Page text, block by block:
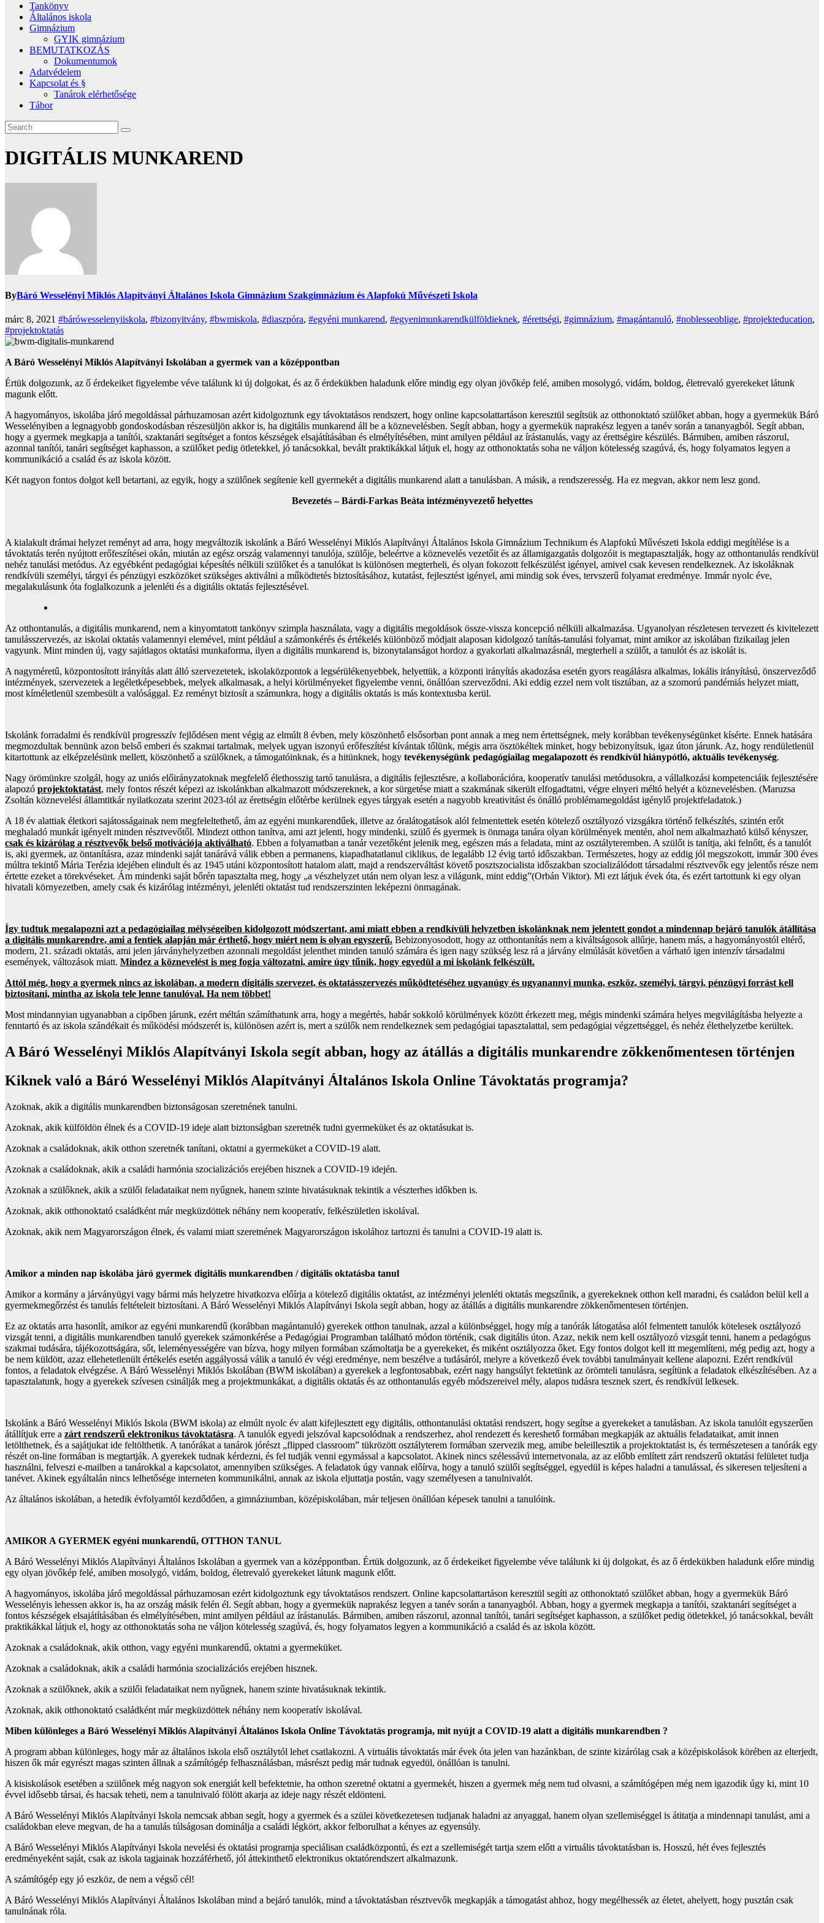
Tankönyv
Általános iskola
Gimnázium
GYIK gimnázium
BEMUTATKOZÁS
Dokumentumok
Adatvédelem
Kapcsolat és §
Tanárok elérhetősége
Tábor
DIGITÁLIS MUNKAREND
ByBáró Wesselényi Miklós Alapítványi Általános Iskola Gimnázium Szakgimnázium és Alapfokú Művészeti Iskola
márc 8, 2021 #bárówesselenyiiskola, #bizonyitvány, #bwmiskola, #diaszpóra, #egyéni munkarend, #egyenimunkarendkülföldieknek, #érettségi, #gimnázium, #magántanuló, #noblesseoblige, #projekteducation,
#projektoktatás
A Báró Wesselényi Miklós Alapítványi Iskolában a gyermek van a középpontban
Értük dolgozunk, az ő érdekeiket figyelembe véve találunk ki új dolgokat, és az ő érdekükben haladunk előre mindig egy olyan jövőkép felé, amiben mosolygó, vidám, boldog, életrevaló gyerekeket látunk
magunk előtt.
A hagyományos, iskolába járó megoldással párhuzamosan azért kidolgoztunk egy távoktatásos rendszert, hogy online kapcsolattartáson keresztül segítsük az otthonoktató szülőket abban, hogy a gyermekük Báró
Wesselényiben a legnagyobb gondoskodásban részesüljön akkor is, ha digitális munkarend áll be a köznevelésben. Segít abban, hogy a gyermekük naprakész legyen a tanév során a tananyagból. Segít abban,
hogy a gyermek megkapja a tanítói, szaktanári segítséget a fontos készségek elsajátításában és elmélyítésében, mint amilyen például az írástanulás, vagy az érettségire készülés. Bármiben, amiben rászorul,
azonnal tanítói, tanári segítséget kaphasson, a szülőket pedig ötletekkel, jó tanácsokkal, bevált praktikákkal látjuk el, hogy az otthonoktatás soha ne váljon kötelesség szagúvá, és, hogy folyamatos legyen a
kommunikáció a család és az iskola között.
Két nagyon fontos dolgot kell betartani, az egyik, hogy a szülőnek segítenie kell gyermekét a digitális munkarend alatt a tanulásban. A másik, a rendszeresség. Ha ez megvan, akkor nem lesz gond.
Bevezetés – Bárdi-Farkas Beáta intézményvezető helyettes
A kialakult drámai helyzet reményt ad arra, hogy megváltozik iskolánk a Báró Wesselényi Miklós Alapítványi Általános Iskola Gimnázium Technikum és Alapfokú Művészeti Iskola eddigi megítélése is a
távoktatás terén nyújtott erőfeszítései okán, miután az egész ország valamennyi tanulója, szülője, beleértve a köznevelés vezetőit és az államigazgatás dolgozóit is megtapasztalják, hogy az otthontanulás rendkívül
nehéz tanulási metódus. Az egyébként pedagógiai képesítés nélküli szülőket és a tanulókat is különösen megterheli, és olyan fokozott felkészülést igényel, amivel csak kevesen rendelkeznek. Az iskoláknak
rendkívüli személyi, tárgyi és pénzügyi eszközöket szükséges aktiválni a működtetés biztosításához, kutatást, fejlesztést igényel, ami mindig sok éves, tervszerű folyamat eredménye. Immár nyolc éve,
megalakulásunk óta foglalkozunk a jelenléti és a digitális oktatás fejlesztésével.
Az otthontanulás, a digitális munkarend, nem a kinyomtatott tankönyv szimpla használata, vagy a digitális megoldások össze-vissza koncepció nélküli alkalmazása. Ugyanolyan részletesen tervezett és kivitelezett
tanulásszervezés, az iskolai oktatás valamennyi elemével, mint például a számonkérés és értékelés különböző módjait alaposan kidolgozó tanítás-tanulási folyamat, mint amikor az iskolában fizikailag jelen
vagyunk. Mint minden új, vagy sajátlagos oktatási munkaforma, ilyen a digitális munkarend is, bizonytalanságot hordoz a gyakorlati alkalmazásnál, megterheli a szülőt, a tanulót és az iskolát is.
A nagyméretű, központosított irányítás alatt álló szervezetetek, iskolaközpontok a legsérülékenyebbek, helyettük, a központi irányítás akadozása esetén gyors reagálásra alkalmas, lokális irányítású, önszerveződő
intézmények, szervezetek a legéletképesebbek, melyek alkalmasak, a helyi körülményeket figyelembe venni, önállóan szerveződni. Aki eddig ezzel nem volt tisztában, az a szomorú pandémiás helyzet miatt,
most kíméletlenül szembesült a valósággal. Ez reményt biztosít a számunkra, hogy a digitális oktatás is más kontextusba kerül.
Iskolánk forradalmi és rendkívül progresszív fejlődésen ment végig az elmúlt 8 évben, mely köszönhető elsősorban pont annak a meg nem értettségnek, mely korábban tevékenységünket kísérte. Ennek hatására
megmozdultak bennünk azon belső emberi és szakmai tartalmak, melyek ugyan iszonyú erőfeszítést kívántak tőlünk, mégis arra ösztökéltek minket, hogy bebizonyítsuk, igaz úton járunk. Az, hogy rendületlenül
kitartottunk az elképzelésünk mellett, köszönhető a szülőknek, a támogatóinknak, és a hitünknek, hogy tevékenységünk pedagógiailag megalapozott és rendkívül hiánypótló, aktuális tevékenység.
Nagy örömünkre szolgál, hogy az uniós előirányzatoknak megfelelő élethosszig tartó tanulásra, a digitális fejlesztésre, a kollaborációra, kooperatív tanulási metódusokra, a vállalkozási kompetenciáik fejlesztésére
alapozó projektoktatást, mely fontos részét képezi az iskolánkban alkalmazott módszereknek, a kor sürgetése miatt a szakmának sikerült elfogadtatni, végre elnyeri méltó helyét a köznevelésben. (Maruzsa
Zsoltán köznevelési államtitkár nyilatkozata szerint 2023-tól az érettségin előtérbe kerülnek egyes tárgyak esetén a nagyobb kreativitást és önálló problémamegoldást igénylő projektfeladatok.)
A 18 év alattiak életkori sajátosságainak nem megfeleltethető, ám az egyéni munkarendűek, illetve az óralátogatások alól felmentettek esetén kötelező osztályozó vizsgákra történő felkészítés, szintén erőt
meghaladó munkát igényelt minden résztvevőtől. Mindezt otthon tanítva, ami azt jelenti, hogy mindenki, szülő és gyermek is önmaga tanára olyan körülmények mentén, ahol nem alkalmazható külső kényszer,
csak és kizárólag a résztvevők belső motivációja aktiválható. Ebben a folyamatban a tanár vezetőként jelenik meg, egészen más a feladata, mint az osztályteremben. A szülőt is tanítja, aki felnőtt, és a tanulót
is, aki gyermek, az öntanításra, azaz mindenki saját tanárává válik ebben a permanens, kiapadhatatlanul ciklikus, de legalább 12 évig tartó időszakban. Természetes, hogy az eddig jól megszokott, immár 300 éves
múltra tekintő Mária Terézia idejében elindult és az 1945 utáni központosított hatalom alatt, majd a rendszerváltást követő posztszocialista időszakban szocializálódott társadalmi résztvevők egy jelentős része nem
értette ezeket a törekvéseket. Ám mindenki saját bőrén tapasztalta meg, hogy „a vészhelyzet után nem olyan lesz a világunk, mint eddig”(Orbán Viktor). Mi ezt látjuk évek óta, és ezért tartottunk ki egy olyan
hivatali környezetben, amely csak és kizárólag intézményi, jelenléti oktatást tud rendszerszinten leképezni önmagának.
Így tudtuk megalapozni azt a pedagógiailag mélységeiben kidolgozott módszertant, ami miatt ebben a rendkívüli helyzetben iskolánknak nem jelentett gondot a mindennap bejáró tanulók átállítása
a digitális munkarendre, ami a fentiek alapján már érthető, hogy miért nem is olyan egyszerű. Bebizonyosodott, hogy az otthontanítás nem a kiváltságosok allűrje, hanem más, a hagyományostól eltérő,
modern, 21. századi oktatás, ami jelen járványhelyzetben azonnali megoldást jelenthet minden tanuló számára és igen nagy szükség lesz rá a járvány elmúlását követően a várható igen intenzív társadalmi
események, változások miatt. Mindez a köznevelést is meg fogja változatni, amire úgy tűnik, hogy egyedül a mi iskolánk felkészült.
Attól még, hogy a gyermek nincs az iskolában, a modern digitális szervezet, és oktatásszervezés működtetéséhez ugyanúgy és ugyanannyi munka, eszköz, személyi, tárgyi, pénzügyi forrást kell
biztosítani, mintha az iskola tele lenne tanulóval. Ha nem többet!
Most mindannyian ugyanabban a cipőben járunk, ezért méltán számíthatunk arra, hogy a megértés, habár sokkoló körülmények között érkezett meg, mégis mindenki számára helyes megvilágításba helyezte a
fenntartó és az iskola szándékait és működési módszerét is, különösen azért is, mert a szülők nem rendelkeznek sem pedagógiai tapasztalattal, sem pedagógiai végzettséggel, és nehéz élethelyzetbe kerültek.
A Báró Wesselényi Miklós Alapítványi Iskola segít abban, hogy az átállás a digitális munkarendre zökkenőmentesen történjen
Kiknek való a Báró Wesselényi Miklós Alapítványi Általános Iskola Online Távoktatás programja?
Azoknak, akik a digitális munkarendben biztonságosan szeretnének tanulni.
Azoknak, akik külföldön élnek és a COVID-19 ideje alatt biztonságban szeretnék tudni gyermeküket és az oktatásukat is.
Azoknak a családoknak, akik otthon szeretnék tanítani, oktatni a gyermeküket a COVID-19 alatt.
Azoknak a családoknak, akik a családi harmónia szocializációs erejében hisznek a COVID-19 idején.
Azoknak a szülőknek, akik a szülői feladataikat nem nyűgnek, hanem szinte hivatásuknak tekintik a vészterhes időkben is.
Azoknak, akik otthonoktató családként már megküzdöttek néhány nem kooperatív, felkészületlen iskolával.
Azoknak, akik nem Magyarországon élnek, és valami miatt szeretnének Magyarországon iskolához tartozni és tanulni a COVID-19 alatt is.
Amikor a minden nap iskolába járó gyermek digitális munkarendben / digitális oktatásba tanul
Amikor a kormány a járványügyi vagy bármi más helyzetre hivatkozva előírja a kötelező digitális oktatást, az intézményi jelenléti oktatás megszűnik, a gyerekeknek otthon kell maradni, és családon belül kell a
gyermekmegőrzést és tanulás feltételeit biztosítani. A Báró Wesselényi Miklós Alapítványi Iskola segít abban, hogy az átállás a digitális munkarendre zökkenőmentesen történjen.
Ez az oktatás arra hasonlít, amikor az egyéni munkarendű (korábban magántanuló) gyerekek otthon tanulnak, azzal a különbséggel, hogy míg a tanórák látogatása alól felmentett tanulók kötelesek osztályozó
vizsgát tenni, a digitális munkarendben tanuló gyerekek számonkérése a Pedagógiai Programban található módon történik, csak digitális úton. Azaz, nekik nem kell osztályozó vizsgát tenni, hanem a pedagógus
szakmai tudására, tájékozottságára, sőt, leleményességére van bízva, hogy milyen formában számoltatja be a gyerekeket, és miként osztályozza őket. Egy fontos dolgot kell itt megemlíteni, még pedig azt, hogy a
be nem küldött, azaz ellehetetlenült értékelés esetén aggályossá válik a tanuló év végi eredménye, nem beszélve a tudásáról, melyre a következő évek további tanulmányait kellene alapozni. Ezért rendkívül
fontos, a feladatok elvégzése. A Báró Wesselényi Miklós Iskolában (BWM iskolában) a gyerekek a legfontosabbak, ezért nagy hangsúlyt fektetünk az örömteli tanulásra, segítünk a feladatok elkészítésében. Az a
tapasztalatunk, hogy a gyerekek szívesen csinálják meg a projektmunkákat, a digitális oktatás és az otthontanulás egyéb módszereivel mély, alapos tudásra tesznek szert, és rendkívül lelkesek.
Iskolánk a Báró Wesselényi Miklós Iskola (BWM iskola) az elmúlt nyolc év alatt kifejlesztett egy digitális, otthontanulási oktatási rendszert, hogy segítse a gyerekeket a tanulásban. Az iskola tanulóit egyszerűen
átállítjuk erre a zárt rendszerű elektronikus távoktatásra. A tanulók egyedi jelszóval kapcsolódnak a rendszerhez, ahol rendezett és kereshető formában megkapják az aktuális feladataikat, amit innen
letölthetnek, és a sajátjukat ide feltölthetik. A tanórákat a tanárok jórészt „flipped classroom” tükrözött osztályterem formában szervezik meg, amibe beleillesztik a projektoktatást is, és természetesen a tanórák egy
részét on-line formában is megtartják. A gyerekek tudnak kérdezni, és fel tudják venni egymással a kapcsolatot. Akinek nincs szélessávú internetvonala, az az előbb említett zárt rendszerű oktatási felületet tudja
használni, felveszi e-mailben a tanárokkal a kapcsolatot, amennyiben szükséges. A feladatok úgy vannak előírva, hogy a tanuló szülői segítséggel, egyedül is képes haladni a tanulással, és sikeresen teljesíteni a
tanévet. Akinek egyáltalán nincs lelhetősége interneten kommunikálni, annak az iskola eljuttatja postán, vagy személyesen a tanulnivalót.
Az általános iskolában, a hetedik évfolyamtól kezdődően, a gimnáziumban, középiskolában, már teljesen önállóan képesek tanulni a tanulóink.
AMIKOR A GYERMEK egyéni munkarendű, OTTHON TANUL
A Báró Wesselényi Miklós Alapítványi Általános Iskolában a gyermek van a középpontban. Értük dolgozunk, az ő érdekeiket figyelembe véve találunk ki új dolgokat, és az ő érdekükben haladunk előre mindig
egy olyan jövőkép felé, amiben mosolygó, vidám, boldog, életrevaló gyerekeket látunk magunk előtt.
A hagyományos, iskolába járó megoldással párhuzamosan ezért kidolgoztunk egy távoktatásos rendszert. Online kapcsolattartáson keresztül segíti az otthonoktató szülőket abban, hogy a gyermekük Báró
Wesselényis lehessen akkor is, ha az ország másik felén él. Segít abban, hogy a gyermekük naprakész legyen a tanév során a tananyagból. Abban, hogy a gyermek megkapja a tanítói, szaktanári segítséget a
fontos készségek elsajátításában és elmélyítésében, mint amilyen például az írástanulás. Bármiben, amiben rászorul, azonnal tanítói, tanári segítséget kaphasson, a szülőket pedig ötletekkel, jó tanácsokkal, bevált
praktikákkal látjuk el, hogy az otthonoktatás soha ne váljon kötelesség szagúvá, és, hogy folyamatos legyen a kommunikáció a család és az iskola között.
Azoknak a családoknak, akik otthon, vagy egyéni munkarendű, oktatni a gyermeküket.
Azoknak a családoknak, akik a családi harmónia szocializációs erejében hisznek.
Azoknak a szülőknek, akik a szülői feladataikat nem nyűgnek, hanem szinte hivatásuknak tekintik.
Azoknak, akik otthonoktató családként már megküzdöttek néhány nem kooperatív iskolával.
Miben különleges a Báró Wesselényi Miklós Alapítványi Általános Iskola Online Távoktatás programja, mit nyújt a COVID-19 alatt a digitális munkarendben ?
A program abban különleges, hogy már az általános iskola első osztálytól lehet csatlakozni. A virtuális távoktatás már évek óta jelen van hazánkban, de szinte kizárólag csak a középiskolások körében az elterjedt,
hiszen ők már egyrészt magas szinten állnak a számítógép felhasználásban, másrészt pedig már tudnak egyedül, önállóan is tanulni.
A kisiskolások esetében a szülőnek még nagyon sok energiát kell befektetnie, ha otthon szeretné oktatni a gyermekét, hiszen a gyermek még nem tud olvasni, a számítógépen még nem igazodik úgy ki, mint 10
évvel idősebb társai, és hacsak teheti, nem a tanulnivaló fölött akarja az ideje nagy részét eldönteni.
A Báró Wesselényi Miklós Alapítványi Iskola nemcsak abban segít, hogy a gyermek és a szülei következetesen tudjanak haladni az anyaggal, hanem olyan szellemiséggel is átitatja a mindennapi tanulást, ami a
családokban eleve megvan, de ha a tanulás túlságosan dominálja a családi légkört, akkor felborulhat a kényes az egyensúly.
A Báró Wesselényi Miklós Alapítványi Iskola nevelési és oktatási programja speciálisan családközpontú, és ezt a szellemiségét tartja szem előtt a virtuális távoktatásban is. Hosszú, hét éves fejlesztés
eredményeként saját, csak az iskola tagjainak hozzáférhető, jól áttekinthető elektronikus oktatórendszert alkalmazunk.
A számítógép egy jó eszköz, de nem a végső cél!
A Báró Wesselényi Miklós Alapítványi Általános Iskolában mind a bejáró tanulók, mind a távoktatásban résztvevők megkapják a támogatást ahhoz, hogy megélhessék az életet, ahelyett, hogy pusztán csak
tanulnának róla.